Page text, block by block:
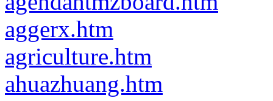
aggerx.htm
agriculture.htm
ahuazhuang.htm